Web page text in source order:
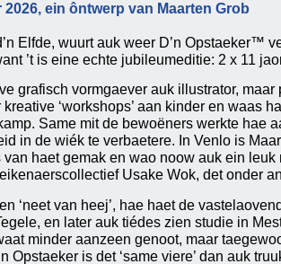
2026, ein ôntwerp van Maarten Grob
Elfde, wuurt auk weer D’n Opstaeker™
’t is eine echte jubileumeditie: 2 x 11
grafisch vormgaever auk illustrator,
‘workshops’ aan kinder en waas
Same mit de bewoëners werkte hae
in de wiék te verbaetere. In Venlo is
haet gemak en wao noow auk ein
Usake Wok, det onder
‘neet van heej’, hae haet de
en later auk tiédes zien studie in
minder aanzeen genoot, maar
Opstaeker is det ‘same viere’ dan auk